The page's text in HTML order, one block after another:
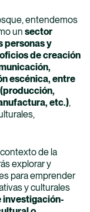
entendemos
un sector
personas y
de creación
escénica, entre
etc.),
de la
explorar y
para emprender
y culturales
investigación-